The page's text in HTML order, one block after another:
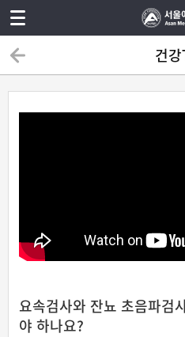
건
요속검사와 잔뇨 초음파검
야 하나요?